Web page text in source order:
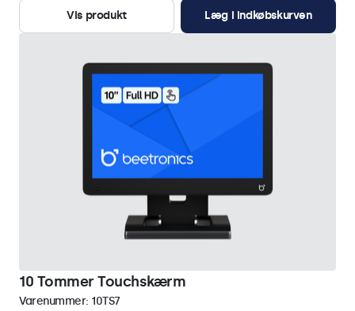
Vis produkt
Læg i indkøbskurven
10 Tommer Touchskærm
Varenummer: 10TS7